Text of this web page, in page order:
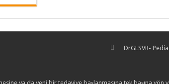
DrGLSVR-